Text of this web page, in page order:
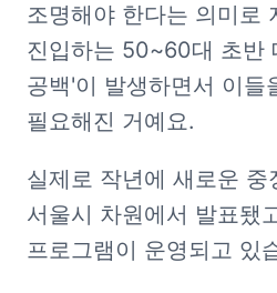
조명해야 한다는 의미로
진입하는 50~60대 초반
공백'이 발생하면서 이들
필요해진 거예요.
실제로 작년에 새로운 중
서울시 차원에서 발표됐
프로그램이 운영되고 있